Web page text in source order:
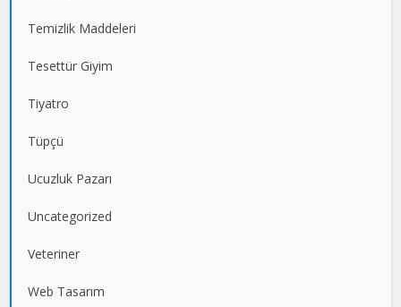
Temizlik Maddeleri
Tesettür Giyim
Tiyatro
Tüpçü
Ucuzluk Pazarı
Uncategorized
Veteriner
Web Tasarım